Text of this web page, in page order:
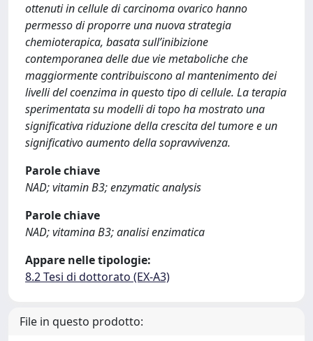
ottenuti in cellule di carcinoma ovarico hanno
permesso di proporre una nuova strategia
chemioterapica, basata sull’inibizione
contemporanea delle due vie metaboliche che
maggiormente contribuiscono al mantenimento dei
livelli del coenzima in questo tipo di cellule. La terapia
sperimentata su modelli di topo ha mostrato una
significativa riduzione della crescita del tumore e un
significativo aumento della sopravvivenza.
Parole chiave
NAD; vitamin B3; enzymatic analysis
Parole chiave
NAD; vitamina B3; analisi enzimatica
Appare nelle tipologie:
8.2 Tesi di dottorato (EX-A3)
File in questo prodotto: